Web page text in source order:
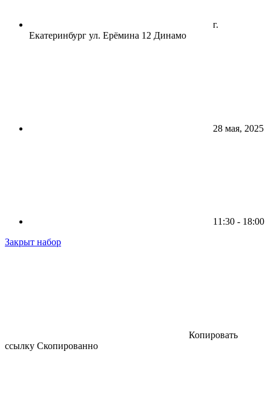
г.
Екатеринбург ул. Ерёмина 12 Динамо
28 мая, 2025
11:30 - 18:00
Закрыт набор
Копировать
ссылку Скопированно